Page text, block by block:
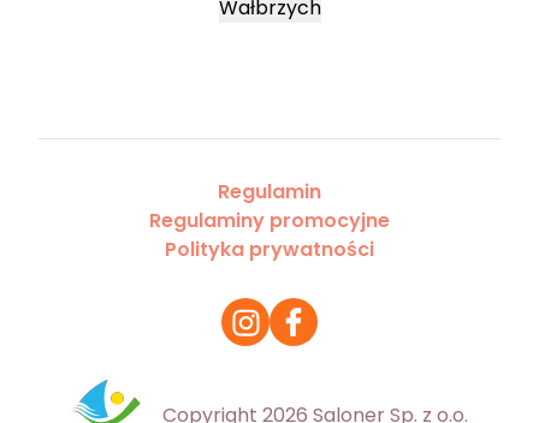
Wałbrzych
Regulamin
Regulaminy promocyjne
Polityka prywatności
Copyright 2026 Saloner Sp. z o.o.